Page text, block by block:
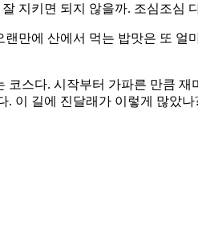
지키면 되지 않을까. 조심조심
만에 산에서 먹는 밥맛은 또 얼
스다. 시작부터 가파른 만큼 재
길에 진달래가 이렇게 많았나